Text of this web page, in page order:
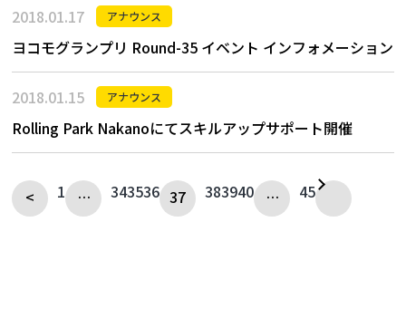
2018.01.17 アナウンス
ヨコモグランプリ Round-35 イベント インフォメーション
2018.01.15 アナウンス
Rolling Park Nakanoにてスキルアップサポート開催
< 1 … 343536 37 383940 … 45